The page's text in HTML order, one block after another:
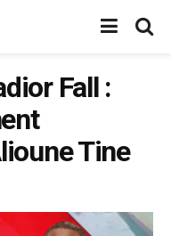
Fall :
Tine